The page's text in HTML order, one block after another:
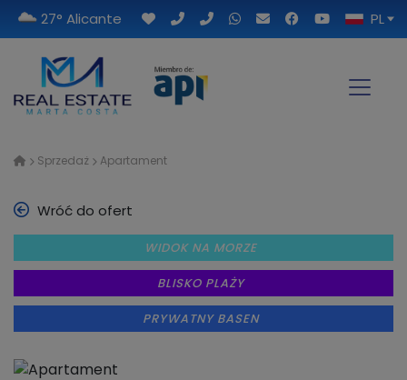
27° Alicante PL
Sprzedaż Apartament
Wróć do ofert
WIDOK NA MORZE
BLISKO PLAŻY
PRYWATNY BASEN